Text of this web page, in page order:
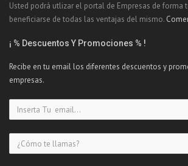
Usted podrá utlizar el portal de Empresas de forma
beneficiarse de todas las ventajas del mismo.
¡ % Descuentos Y Promociones % !
Recibe en tu email los diferentes descuentos y
empresas.